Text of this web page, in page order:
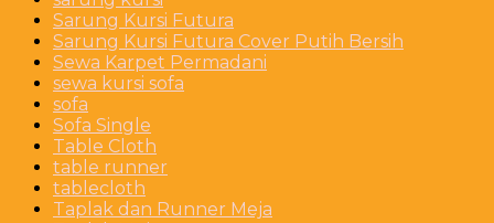
Sarung Kursi Futura
Sarung Kursi Futura Cover Putih Bersih
Sewa Karpet Permadani
sewa kursi sofa
sofa
Sofa Single
Table Cloth
table runner
tablecloth
Taplak dan Runner Meja